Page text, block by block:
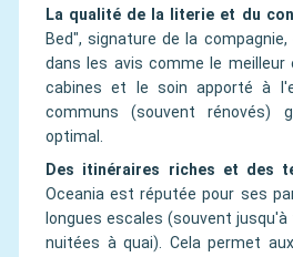
La qualité de la literie et du
Bed", signature de la
dans les avis comme le meilleur
cabines et le soin apporté à
communs (souvent rénovés)
optimal.
Des itinéraires riches et des
Oceania est réputée pour ses
longues escales (souvent
nuitées à quai). Cela permet